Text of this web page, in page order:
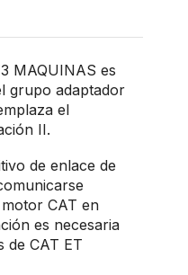
MAQUINAS es
grupo adaptador
el
II.
de enlace de
CAT en
es necesaria
de CAT ET